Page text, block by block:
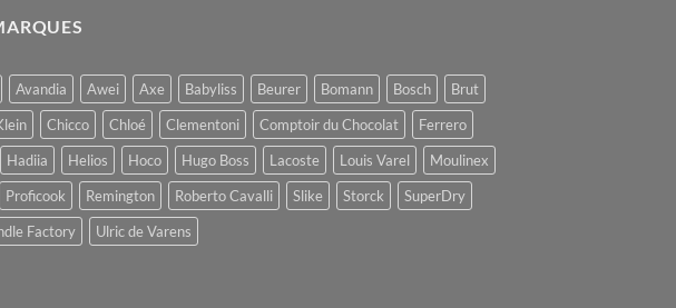
Avandia Awei Axe Babyliss Beurer Bomann Bosch
Brut
Chicco Chloé Clementoni Comptoir du Chocolat
Ferrero
Hadiia Helios Hoco Hugo Boss Lacoste Louis Varel
Moulinex
Proficook Remington Roberto Cavalli Slike Storck
SuperDry
Factory
Ulric de Varens